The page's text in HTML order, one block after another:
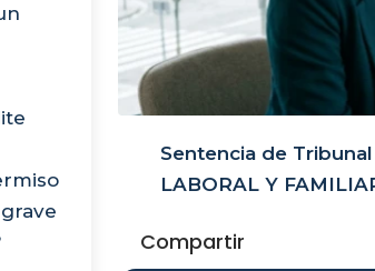
Sentencia de
LABORAL Y
Compartir